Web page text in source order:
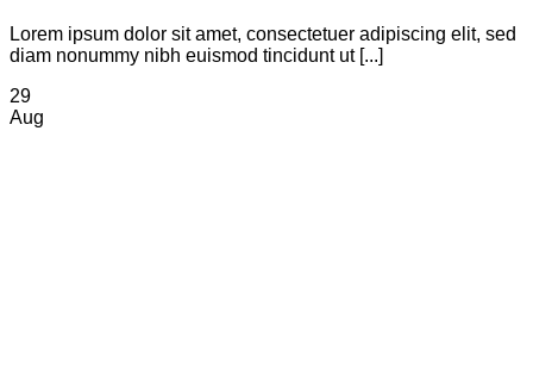
Lorem ipsum dolor sit amet, consectetuer adipiscing elit, sed
diam nonummy nibh euismod tincidunt ut [...]
29
Aug